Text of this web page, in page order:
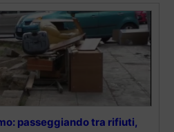
passeggiando tra rifiuti,